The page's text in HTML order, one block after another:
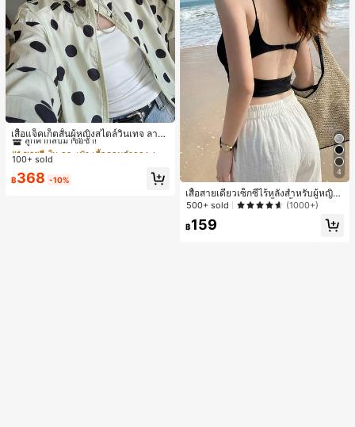
เสื้อแจ็คเก็ตสั้นผู้หญิงสไตล์วินเทจ ลายจุ
ดขนาดใหญ่ คอตั้ง เอวเข้ารูป แขนพอง
ทรงหลวม แฟชั่นอเนกประสงค์ สำหรับใ
#1 ขายดี
ใน กระเป๋า เสื้อคลุมลำลอง
ลูกค้ากลับมาซื้อซ้ำ!
#1 ขายดี ใน กระเป๋า เสื้อคลุมลำลอง
ลูกค้ากลับมาซื้อซ้ำ!
#1 ขายดี ใน กระเป๋า เสื้อคลุมลำลอง
ลูกค้ากลับมาซื้อซ้ำ!
#1 ขายดี
ใน กระเป๋า เสื้อคลุมลำลอง
100+ sold
฿368 -10%
4
เสื้อสายเดี่ยวเซ็กซี่ไร้หลังสำหรับผู้หญิง
พร้อมบราแบบมีฟองน้ำ, เสื้อกล้ามแขน
500+ sold (1000+)
฿159